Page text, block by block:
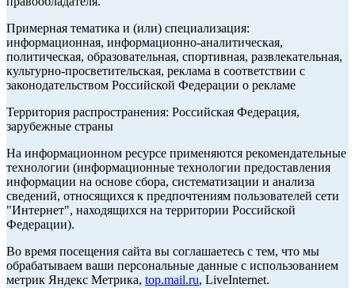
Примерная тематика и (или) специализация:
информационная, информационно-аналитическая,
политическая, образовательная, спортивная, развлекательная,
культурно-просветительская, реклама в соответствии с
законодательством Российской Федерации о рекламе
Территория распространения: Российская Федерация,
зарубежные страны
На информационном ресурсе применяются рекомендательные
технологии (информационные технологии предоставления
информации на основе сбора, систематизации и анализа
сведений, относящихся к предпочтениям пользователей сети
"Интернет", находящихся на территории Российской
Федерации).
Во время посещения сайта вы соглашаетесь с тем, что мы
обрабатываем ваши персональные данные с использованием
метрик Яндекс Метрика, top.mail.ru, LiveInternet.